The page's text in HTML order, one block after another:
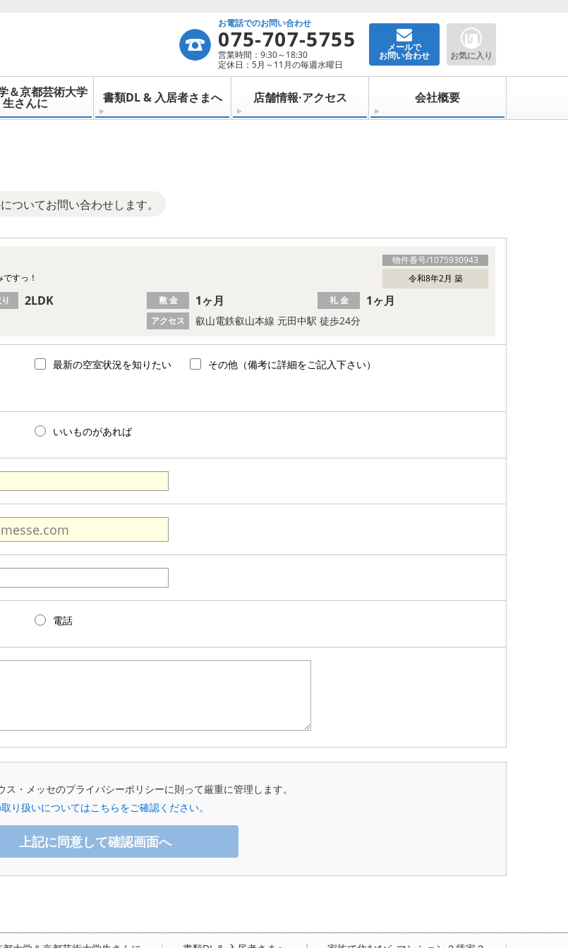
お電話でのお問い合わせ
075-707-5755
営業時間：9:30～18:30
定休日：5月～11月の毎週水曜日
メールで
お問い合わせ お気に入り
＆京都芸術大学
生さんに 書類DL & 入居者さまへ 店舗情報·アクセス 会社概要
ついてお問い合わせします。
物件番号/1075930943
令和8年2月 築
すっ！
アクセス 叡山電鉄叡山本線 元田中駅 徒歩24分
2LDK 敷 金 1ヶ月 礼 金 1ヶ月
最新の空室状況を知りたい その他（備考に詳細をご記入下さい）
いいものがあれば
電話
・メッセのプライバシーポリシーに則って厳重に管理します。
り扱いについてはこちらをご確認ください。
上記に同意して確認画面へ